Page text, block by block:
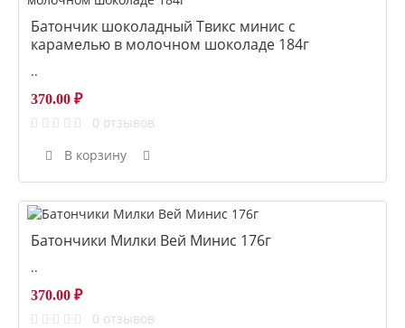
Батончик шоколадный Твикс минис с
карамелью в молочном шоколаде 184г
..
370.00 ₽
0 отзывов
В корзину
Батончики Милки Вей Минис 176г
..
370.00 ₽
0 отзывов